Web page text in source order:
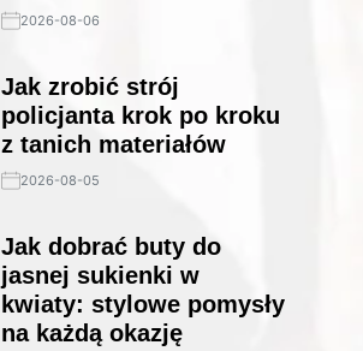
2026-08-06
Jak zrobić strój
policjanta krok po kroku
z tanich materiałów
2026-08-05
Jak dobrać buty do
jasnej sukienki w
kwiaty: stylowe pomysły
na każdą okazję